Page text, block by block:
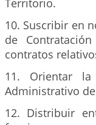
Territorio.
10. Suscribir en
de
contratos
11. Orientar
Administrativo
12. Distribuir